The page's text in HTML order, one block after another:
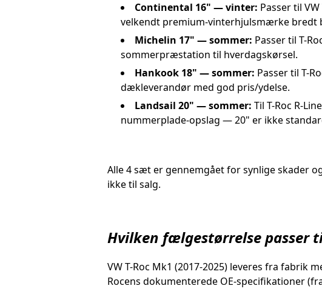
Continental 16" — vinter: Passer til
velkendt premium-vinterhjulsmærke bredt
Michelin 17" — sommer: Passer til T-
sommerpræstation til hverdagskørsel.
Hankook 18" — sommer: Passer til T-
dækleverandør med god pris/ydelse.
Landsail 20" — sommer: Til T-Roc R-
nummerplade-opslag — 20" er ikke
Alle 4 sæt er gennemgået for synlige skader
ikke til salg.
Hvilken fælgestørrelse passer
VW T-Roc Mk1 (2017-2025) leveres fra
Rocens dokumenterede OE-specifikationer